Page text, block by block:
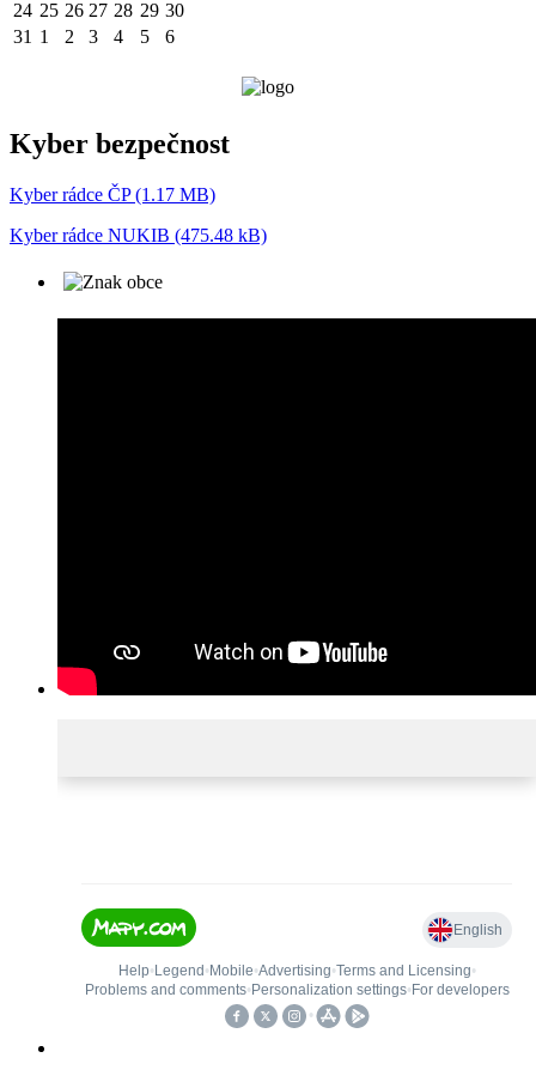
24 25 26 27 28 29 30
31 1 2 3 4 5 6
Kyber bezpečnost
Kyber rádce ČP (1.17 MB)
Kyber rádce NUKIB (475.48 kB)